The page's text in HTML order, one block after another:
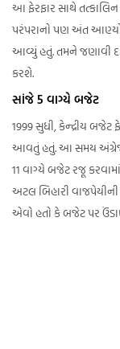
આ ફેરફાર સાથે
પરંપરાનો પણ અંત આણ્યો
આવ્યું હતું. તમને જણાવી
કરશે.
સાંજે 5 વાગ્યે બજેટ
1999 સુધી, કેન્દ્રીય
આવતું હતું. આ સમય
11 વાગ્યે બજેટ રજૂ
અટલ બિહારી વાજપેયીની
એવો હતો કે બજેટ પર